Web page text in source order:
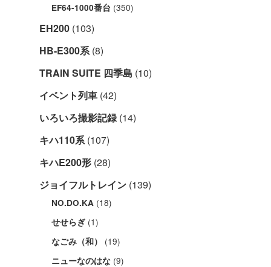
EF64-1000番台 (350)
EH200 (103)
HB-E300系(8)
TRAIN SUITE 四季島 (10)
イベント列車 (42)
いろいろ撮影記録(14)
キハ110系(107)
キハE200形 (28)
ジョイフルトレイン (139)
NO.DO.KA (18)
せせらぎ (1)
なごみ（和） (19)
ニューなのはな (9)